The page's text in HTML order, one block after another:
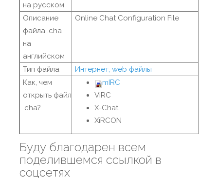
на русском
Описание
файла .cha
на
английском
Online Chat Configuration File
Тип файла
Интернет, web файлы
Как, чем
открыть файл
.cha?
mIRC
ViRC
X-Chat
XiRCON
Буду благодарен всем
поделившемся ссылкой в
соцсетях